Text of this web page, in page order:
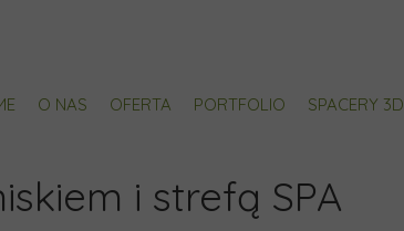
O NAS OFERTA
PORTFOLIO
TARASY
SPACERY 3D
i strefą SPA